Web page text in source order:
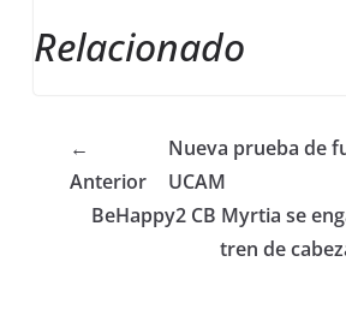
Relacionado
←
Anterior
Nueva prueba de
UCAM
BeHappy2 CB Myrtia se
tren de